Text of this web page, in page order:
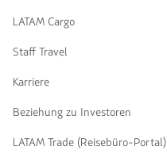
LATAM Cargo
Staff Travel
Karriere
Beziehung zu Investoren
LATAM Trade (Reisebüro-Portal)